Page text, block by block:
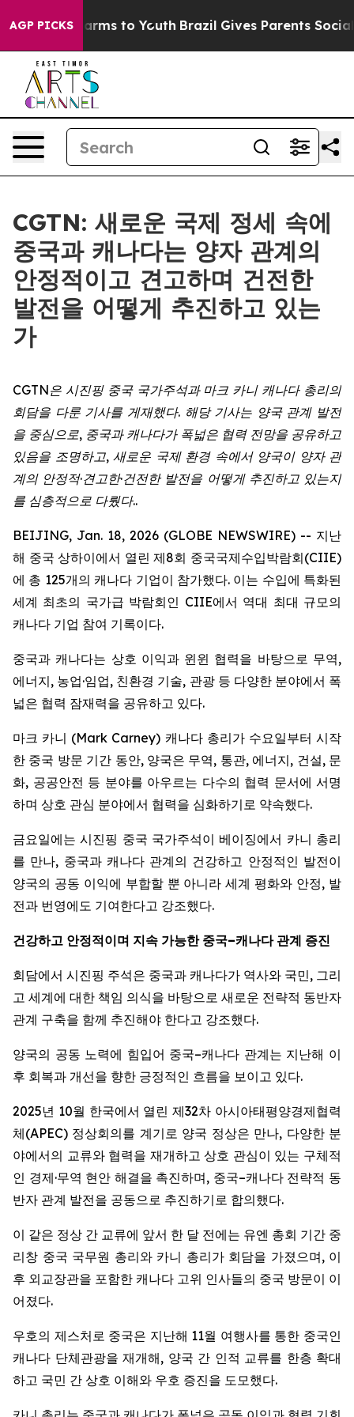
AGP PICKSHarms to Youth Brazil Gives Parents Social
CGTN: 새로운 국제 정세 속에
중국과 캐나다는 양자 관계의
안정적이고 견고하며 건전한
발전을 어떻게 추진하고 있는
가
CGTN은 시진핑 중국 국가주석과 마크 카니 캐나다 총리의
회담을 다룬 기사를 게재했다. 해당 기사는 양국 관계 발전
을 중심으로, 중국과 캐나다가 폭넓은 협력 전망을 공유하고
있음을 조명하고, 새로운 국제 환경 속에서 양국이 양자 관
계의 안정적·견고한·건전한 발전을 어떻게 추진하고 있는지
를 심층적으로 다뤘다..
BEIJING, Jan. 18, 2026 (GLOBE NEWSWIRE) -- 지난
해 중국 상하이에서 열린 제8회 중국국제수입박람회(CIIE)
에 총 125개의 캐나다 기업이 참가했다. 이는 수입에 특화된
세계 최초의 국가급 박람회인 CIIE에서 역대 최대 규모의
캐나다 기업 참여 기록이다.
중국과 캐나다는 상호 이익과 윈윈 협력을 바탕으로 무역,
에너지, 농업·임업, 친환경 기술, 관광 등 다양한 분야에서 폭
넓은 협력 잠재력을 공유하고 있다.
마크 카니 (Mark Carney) 캐나다 총리가 수요일부터 시작
한 중국 방문 기간 동안, 양국은 무역, 통관, 에너지, 건설, 문
화, 공공안전 등 분야를 아우르는 다수의 협력 문서에 서명
하며 상호 관심 분야에서 협력을 심화하기로 약속했다.
금요일에는 시진핑 중국 국가주석이 베이징에서 카니 총리
를 만나, 중국과 캐나다 관계의 건강하고 안정적인 발전이
양국의 공동 이익에 부합할 뿐 아니라 세계 평화와 안정, 발
전과 번영에도 기여한다고 강조했다.
건강하고 안정적이며 지속 가능한 중국–캐나다 관계 증진
회담에서 시진핑 주석은 중국과 캐나다가 역사와 국민, 그리
고 세계에 대한 책임 의식을 바탕으로 새로운 전략적 동반자
관계 구축을 함께 추진해야 한다고 강조했다.
양국의 공동 노력에 힘입어 중국–캐나다 관계는 지난해 이
후 회복과 개선을 향한 긍정적인 흐름을 보이고 있다.
2025년 10월 한국에서 열린 제32차 아시아태평양경제협력
체(APEC) 정상회의를 계기로 양국 정상은 만나, 다양한 분
야에서의 교류와 협력을 재개하고 상호 관심이 있는 구체적
인 경제·무역 현안 해결을 촉진하며, 중국–캐나다 전략적 동
반자 관계 발전을 공동으로 추진하기로 합의했다.
이 같은 정상 간 교류에 앞서 한 달 전에는 유엔 총회 기간 중
리창 중국 국무원 총리와 카니 총리가 회담을 가졌으며, 이
후 외교장관을 포함한 캐나다 고위 인사들의 중국 방문이 이
어졌다.
우호의 제스처로 중국은 지난해 11월 여행사를 통한 중국인
캐나다 단체관광을 재개해, 양국 간 인적 교류를 한층 확대
하고 국민 간 상호 이해와 우호 증진을 도모했다.